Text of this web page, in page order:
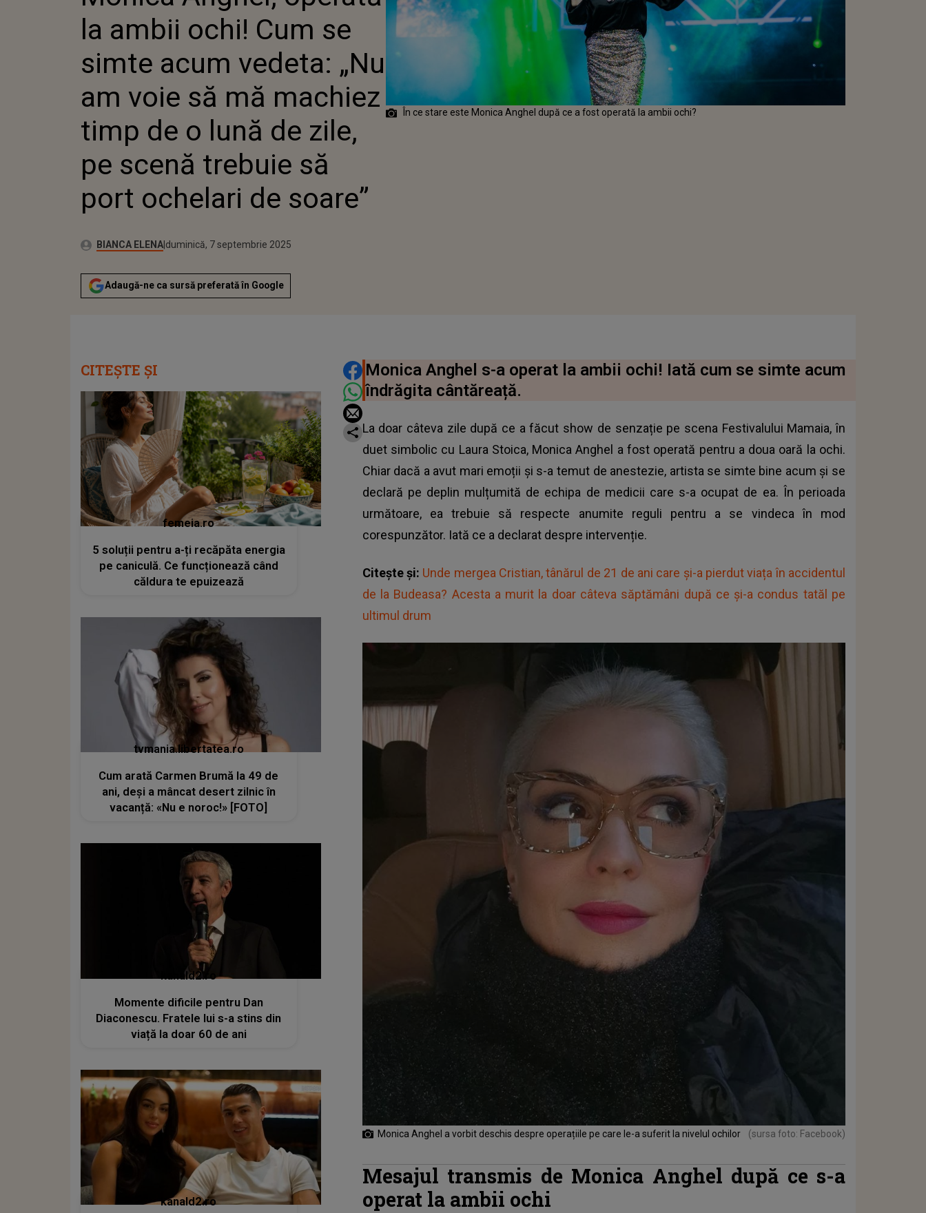
ACUM VEDETA: „NU AM
VOIE SĂ MĂ MACHIEZ
TIMP DE O LUNĂ DE
ZILE, PE SCENĂ TREBUIE
SĂ PORT OCHELARI DE
SOARE”
la ambii ochi! Cum se
simte acum vedeta: „Nu
am voie să mă machiez
timp de o lună de zile,
pe scenă trebuie să
port ochelari de soare”
Autor:BIANCA ELENA Publicat:
duminică, 7 septembrie 2025
Adaugă-ne ca sursă preferată în Google
În ce stare este Monica Anghel după ce a fost operată la ambii ochi?
DISTRIBUIE ARTICOLUL
Monica Anghel s-a operat la ambii ochi! Iată cum se simte acum
îndrăgita cântăreață.
La doar câteva zile după ce a făcut show de senzație pe scena Festivalului Mamaia, în
duet simbolic cu Laura Stoica, Monica Anghel a fost operată pentru a doua oară la ochi.
Chiar dacă a avut mari emoții și s-a temut de anestezie, artista se simte bine acum și se
declară pe deplin mulțumită de echipa de medicii care s-a ocupat de ea. În perioada
următoare, ea trebuie să respecte anumite reguli pentru a se vindeca în mod
corespunzător. Iată ce a declarat despre intervenție.
Citește și: Unde mergea Cristian, tânărul de 21 de ani care și-a pierdut viața în accidentul
de la Budeasa? Acesta a murit la doar câteva săptămâni după ce și-a condus tatăl pe
ultimul drum
Monica Anghel a vorbit deschis despre operațiile pe care le-a suferit la nivelul ochilor (sursa foto: Facebook)
Mesajul transmis de Monica Anghel după ce s-a
operat la ambii ochi
CITEȘTE ȘI
femeia.ro
5 soluții pentru a-ți recăpăta energia
pe caniculă. Ce funcționează când
căldura te epuizează
tvmania.libertatea.ro
Cum arată Carmen Brumă la 49 de
ani, deși a mâncat desert zilnic în
vacanță: «Nu e noroc!» [FOTO]
kanald2.ro
Momente dificile pentru Dan
Diaconescu. Fratele lui s-a stins din
viață la doar 60 de ani
kanald2.ro